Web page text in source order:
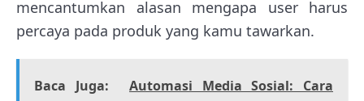
mencantumkan alasan mengapa user harus
percaya pada produk yang kamu tawarkan.
Baca Juga:
Automasi Media Sosial: Cara